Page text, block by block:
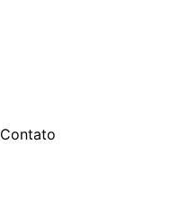
Contato